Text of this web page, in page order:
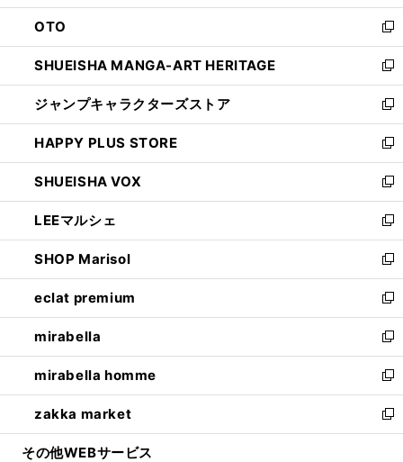
ウ
で
開
く
ン
ド
ウ
で
開
く
OTO
新
し
い
ウ
ィ
ン
ド
ウ
で
開
く
SHUEISHA MANGA-ART HERITAGE
新
し
い
ウ
ィ
ン
ド
ウ
で
開
く
ジャンプキャラクターズストア
新
し
い
ウ
ィ
ン
ド
ウ
で
開
く
HAPPY PLUS STORE
新
し
い
ウ
ィ
ン
ド
ウ
で
開
く
SHUEISHA VOX
新
し
い
ウ
ィ
ン
ド
ウ
で
開
く
LEEマルシェ
新
し
い
ウ
ィ
ン
ド
ウ
で
開
く
SHOP Marisol
新
し
い
ウ
ィ
ン
ド
ウ
で
開
eclat premium
新
し
い
ウ
ィ
ン
ド
ウ
mirabella
新
し
い
ウ
ィ
ン
mirabella homme
新
し
い
ウ
zakka market
新
し
その他WEBサービス